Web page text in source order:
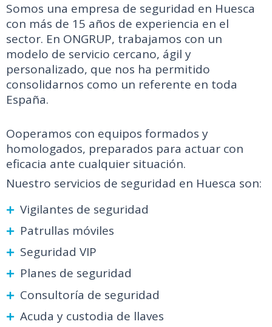
Somos una empresa de seguridad en Huesca
con más de 15 años de experiencia en el
sector. En ONGRUP, trabajamos con un
modelo de servicio cercano, ágil y
personalizado, que nos ha permitido
consolidarnos como un referente en toda
España.
Ooperamos con equipos formados y
homologados, preparados para actuar con
eficacia ante cualquier situación.
Nuestro servicios de seguridad en Huesca son:
Vigilantes de seguridad
Patrullas móviles
Seguridad VIP
Planes de seguridad
Consultoría de seguridad
Acuda y custodia de llaves